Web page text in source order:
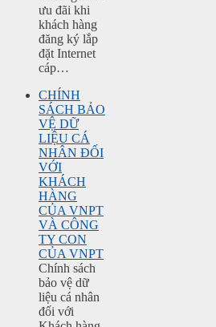
ưu đãi khi
khách hàng
đăng ký lắp
đặt Internet
cáp…
CHÍNH
SÁCH BẢO
VỆ DỮ
LIỆU CÁ
NHÂN ĐỐI
VỚI
KHÁCH
HÀNG
CỦA VNPT
VÀ CÔNG
TY CON
CỦA VNPT
Chính sách
bảo vệ dữ
liệu cá nhân
đối với